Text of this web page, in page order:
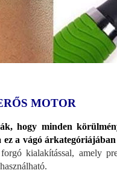
MOTOR
hogy minden
a vágó
kialakítással, amely